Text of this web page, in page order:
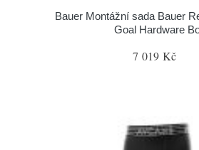
Bauer Montážní sada Bauer
Goal Hardware
7 019 Kč